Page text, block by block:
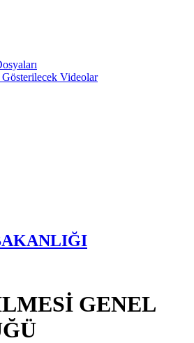
Videolar
GENEL